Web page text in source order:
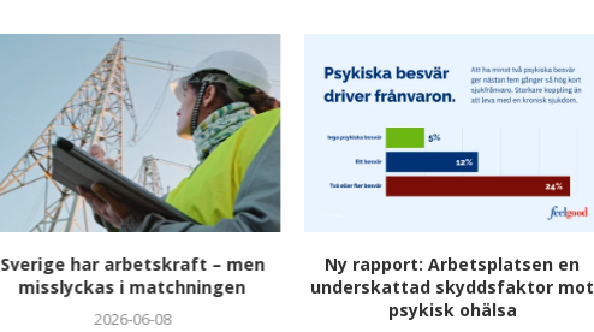
Sverige har arbetskraft – men
misslyckas i matchningen
2026-06-08
Ny rapport: Arbetsplatsen en
underskattad skyddsfaktor mot
psykisk ohälsa